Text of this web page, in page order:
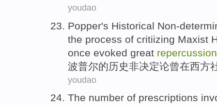
youdao
Popper's Historical Non-
the process of critiizing Maxist
once evoked great repercussion
波普尔的历史非决定论曾在西方
youdao
The number of prescriptions